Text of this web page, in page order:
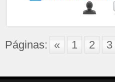
Páginas: « 1 2 3